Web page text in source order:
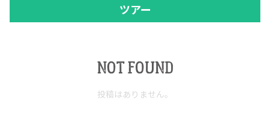
ツアー
NOT FOUND
投稿はありません。